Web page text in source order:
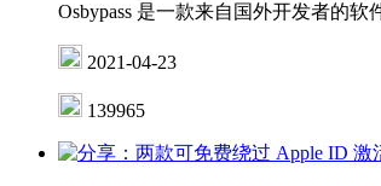
Osbypass 是一款来自国外开发者的
2021-04-23
139965